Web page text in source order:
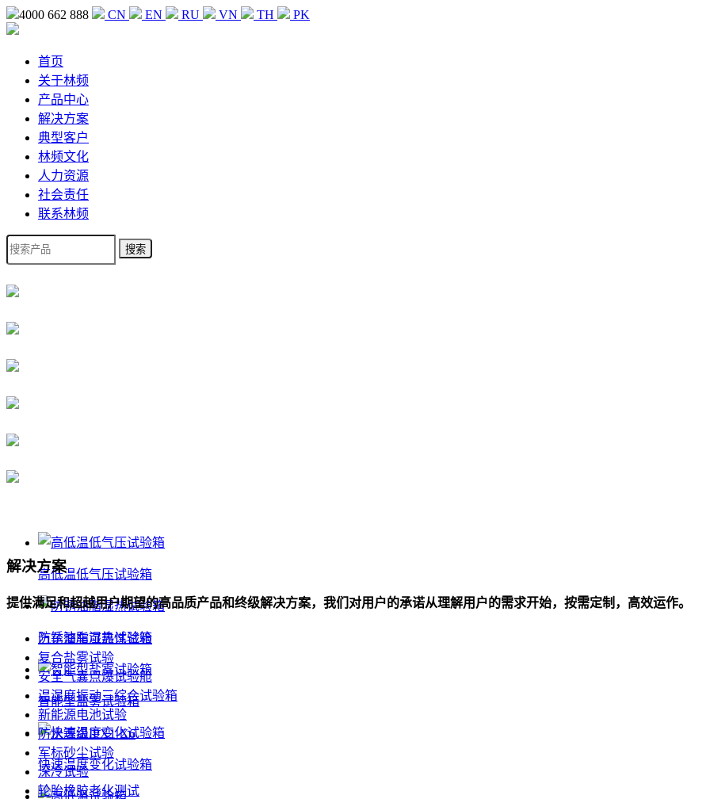
4000 662 888 CN EN RU VN TH PK
首页
关于林频
产品中心
解决方案
典型客户
林频文化
人力资源
社会责任
联系林频
高低温低气压试验箱
防锈油脂湿热试验箱
智能型盐雾试验箱
快速温度变化试验箱
解决方案
提供满足和超越用户期望的高品质产品和终级解决方案，我们对用户的承诺从理解用户的需求开始，按需定制，高效运作。
汽车整车可靠性试验
复合盐雾试验
安全气囊点爆试验舱
温湿度振动三综合试验箱
新能源电池试验
防水等级IPX1-X6
军标砂尘试验
深冷试验
轮胎橡胶老化测试